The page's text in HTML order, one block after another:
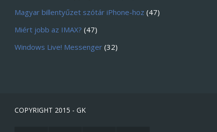
Magyar billentyűzet szótár iPhone-hoz (47)
Miért jobb az IMAX? (47)
Windows Live! Messenger (32)
COPYRIGHT 2015 - GK